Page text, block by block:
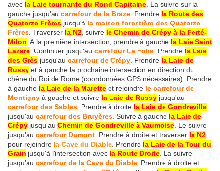
avec la Laie tournante du Rond Capitaine . La suivre sur la
gauche jusqu'au carrefour de la Braze . Prendre la Route des
Quatorze Frères jusqu'à la maison forestière des Quatorze
Frères . Traverser la N2 , suivre le Chemin de Crépy à la Ferté-
Milon . A la première intersection, prendre à gauche la Laie Saint
Lazare . Continuer jusqu'au carrefour La Folie . Prendre la Laie
des Grès jusqu'au carrefour de Crépy . Prendre la Laie de
Russy et à gauche la prochaine intersection en direction du
chêne du Roi de Rome (coordonnées GPS nécessaires). Prendre
à gauche la Laie de la Marette et rejoindre le carrefour de
Montigny à gauche et suivre la Laie de Russy jusqu'au
carrefour des Sables . Prendre à droite la Laie de Gondreville
jusqu'au carrefour des Bruyères . Suivre à gauche la Laie de
Crépy jusqu'au Chemin de Gondreville à Vaumoise . Le suivre
jusqu'au carrefour Dumont . Prendre à droite et traverser la N2
pour rejoindre la Cave du Diable . Prendre la Laie de la Tour du
Grain jusqu'à l'intersection avec la Route Droite . La suivre
jusqu'au carrefour de la Cave du Diable . Prendre à droite et